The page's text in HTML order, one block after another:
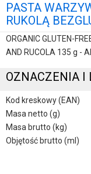
PASTA
RUKOLĄ
ORGANIC GLUTEN-
AND RUCOLA 135 g -
OZNACZENIA I
Kod kreskowy (EAN)
Masa netto (g)
Masa brutto (kg)
Objętość brutto (ml)